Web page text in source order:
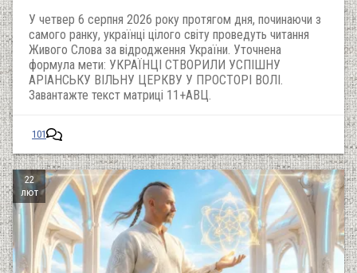
У четвер 6 серпня 2026 року протягом дня, починаючи з
самого ранку, українці цілого світу проведуть читання
Живого Слова за відродження України. Уточнена
формула мети: УКРАЇНЦІ СТВОРИЛИ УСПІШНУ
АРІАНСЬКУ ВІЛЬНУ ЦЕРКВУ У ПРОСТОРІ ВОЛІ.
Завантажте текст матриці 11+АВЦ.
101
22
лют